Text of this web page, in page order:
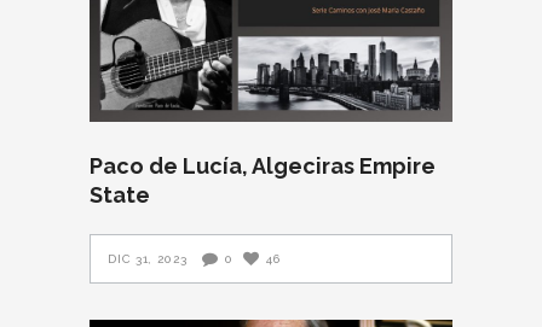
Paco de Lucía, Algeciras Empire
State
DIC 31, 2023 0 46